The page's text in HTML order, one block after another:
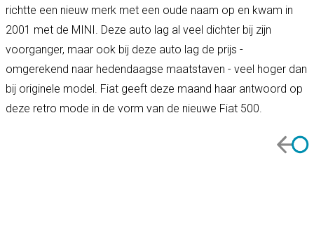
richtte een nieuw merk met een oude naam op en kwam in
2001 met de MINI. Deze auto lag al veel dichter bij zijn
voorganger, maar ook bij deze auto lag de prijs -
omgerekend naar hedendaagse maatstaven - veel hoger dan
bij originele model. Fiat geeft deze maand haar antwoord op
deze retro mode in de vorm van de nieuwe Fiat 500.